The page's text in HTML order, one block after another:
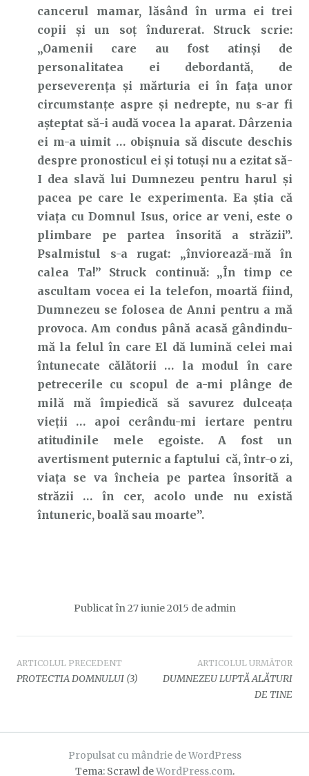
cancerul mamar, lăsând în urma ei trei
copii și un soț îndurerat. Struck scrie:
„Oamenii care au fost atinși de
personalitatea ei debordantă, de
perseverența și mărturia ei în fața unor
circumstanțe aspre și nedrepte, nu s-ar fi
așteptat să-i audă vocea la aparat. Dârzenia
ei m-a uimit … obișnuia să discute deschis
despre pronosticul ei și totuși nu a ezitat să-
I dea slavă lui Dumnezeu pentru harul și
pacea pe care le experimenta. Ea știa că
viața cu Domnul Isus, orice ar veni, este o
plimbare pe partea însorită a străzii”.
Psalmistul s-a rugat: „înviorează-mă în
calea Ta!” Struck continuă: „În timp ce
ascultam vocea ei la telefon, moartă fiind,
Dumnezeu se folosea de Anni pentru a mă
provoca. Am condus până acasă gândindu-
mă la felul în care El dă lumină celei mai
întunecate călătorii … la modul în care
petrecerile cu scopul de a-mi plânge de
milă mă împiedică să savurez dulceața
vieții … apoi cerându-mi iertare pentru
atitudinile mele egoiste. A fost un
avertisment puternic a faptului că, într-o zi,
viața se va încheia pe partea însorită a
străzii … în cer, acolo unde nu există
întuneric, boală sau moarte”.
Publicat în 27 iunie 2015 de admin
Navigare
ARTICOLUL PRECEDENT
PROTECTIA DOMNULUI (3)
ARTICOLUL URMĂTOR
DUMNEZEU LUPTĂ ALĂTURI
DE TINE
Propulsat cu mândrie de WordPress
Tema: Scrawl deWordPress.com.